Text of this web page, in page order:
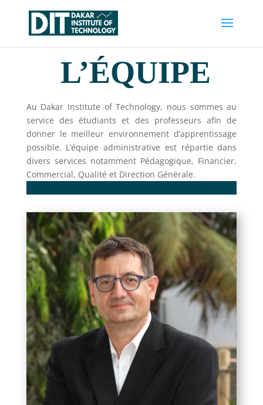
L’ÉQUIPE
Au Dakar Institute of Technology, nous sommes au
service des étudiants et des professeurs afin de
donner le meilleur environnement d’apprentissage
possible. L’équipe administrative est répartie dans
divers services notamment Pédagogique, Financier,
Commercial, Qualité et Direction Générale.
.